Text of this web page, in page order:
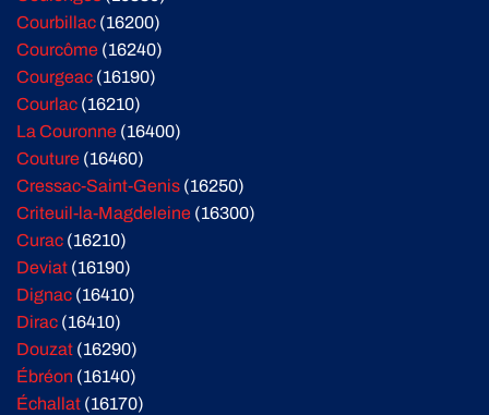
Courbillac (16200)
Courcôme (16240)
Courgeac (16190)
Courlac (16210)
La Couronne (16400)
Couture (16460)
Cressac-Saint-Genis (16250)
Criteuil-la-Magdeleine (16300)
Curac (16210)
Deviat (16190)
Dignac (16410)
Dirac (16410)
Douzat (16290)
Ébréon (16140)
Échallat (16170)